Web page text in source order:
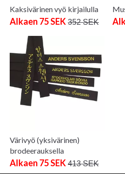
Kaksivärinen vyö kirjailulla
Alkaen 75 SEK 352 SEK
Värivyö (yksivärinen)
brodeerauksella
Alkaen 75 SEK 413 SEK